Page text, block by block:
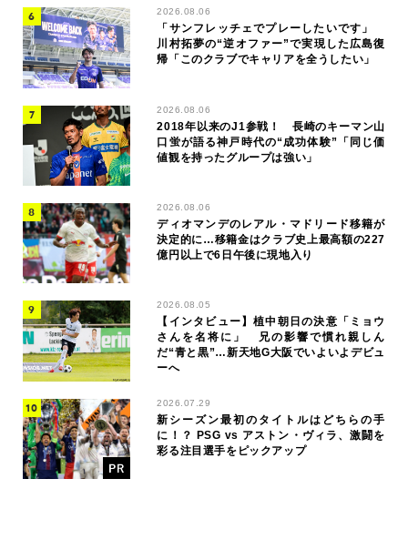
2026.08.06
「サンフレッチェでプレーしたいです」
川村拓夢の“逆オファー”で実現した広島復
帰「このクラブでキャリアを全うしたい」
2026.08.06
2018年以来のJ1参戦！ 長崎のキーマン山
口蛍が語る神戸時代の“成功体験”「同じ価
値観を持ったグループは強い」
2026.08.06
ディオマンデのレアル・マドリード移籍が
決定的に…移籍金はクラブ史上最高額の227
億円以上で6日午後に現地入り
2026.08.05
【インタビュー】植中朝日の決意「ミョウ
さんを名将に」 兄の影響で慣れ親しん
だ“青と黒”…新天地G大阪でいよいよデビュ
ーへ
2026.07.29
新シーズン最初のタイトルはどちらの手
に！？ PSG vs アストン・ヴィラ、激闘を
彩る注目選手をピックアップ